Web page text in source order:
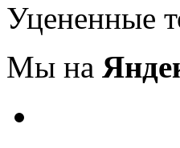
Уцененные
Мы на